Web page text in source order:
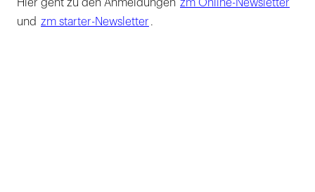
Hier geht zu den Anmeldungen zm Online-Newsletter
und zm starter-Newsletter .